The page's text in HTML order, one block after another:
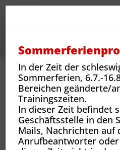
Jugend Vereinsjugend Über
In der Zeit der
Sommerferien, 6.7.-
Bereichen geänderte/
Trainingszeiten.
In dieser Zeit befindet
Geschäftsstelle in den
Mails, Nachrichten auf
Anrufbeantworter